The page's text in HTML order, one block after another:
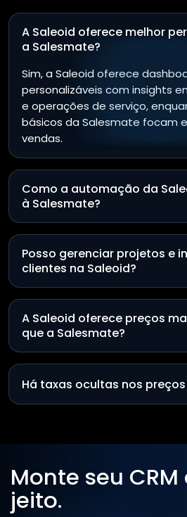
A Saleoid oferece melhor
a Salesmate?
Sim, a Saleoid oferece
personalizáveis com insights
e operações de serviço,
básicos da Salesmate focam
vendas.
Como a automação da
à Salesmate?
Posso gerenciar projetos e
clientes na Saleoid?
A Saleoid oferece preços
que a Salesmate?
Há taxas ocultas nos
Monte seu CRM
jeito.